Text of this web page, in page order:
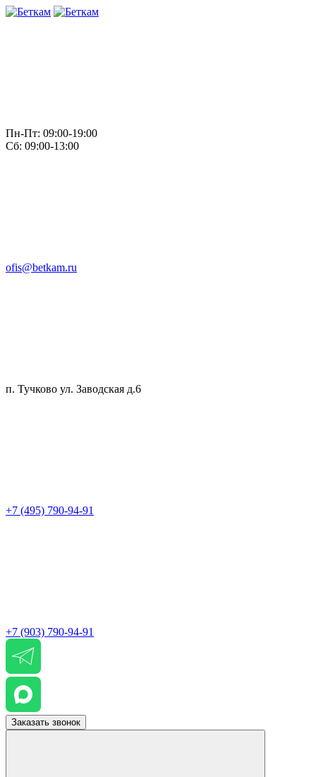
Пн-Пт: 09:00-19:00
Сб: 09:00-13:00
ofis@betkam.ru
п. Тучково ул. Заводская д.6
+7 (495) 790-94-91
+7 (903) 790-94-91
Заказать звонок